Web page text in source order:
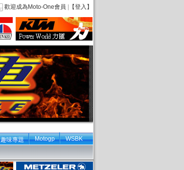
歡迎成為Moto-One會員 【登入】
趣味專題 Motogp WSBK